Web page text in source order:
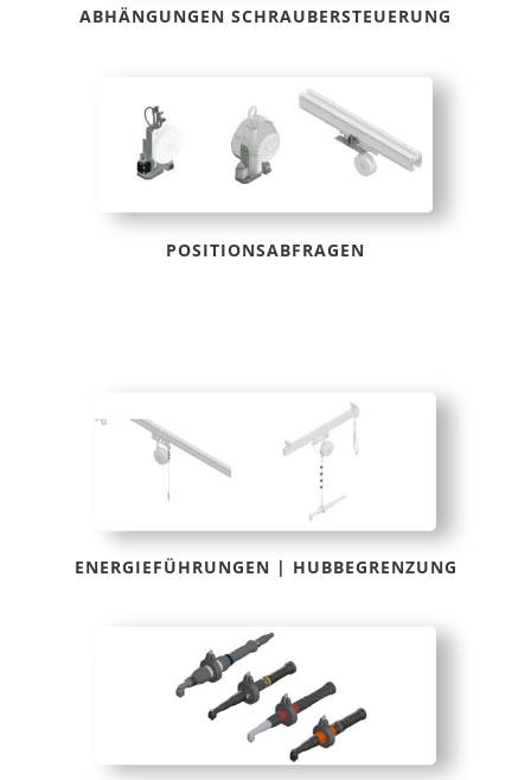
ABHÄNGUNGEN SCHRAUBERSTEUERUNG
POSITIONSABFRAGEN
ENERGIEFÜHRUNGEN | HUBBEGRENZUNG